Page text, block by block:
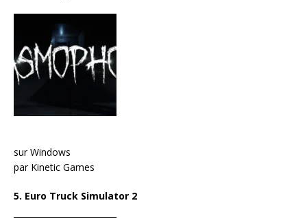
sur Windows
par Kinetic Games
5. Euro Truck Simulator 2